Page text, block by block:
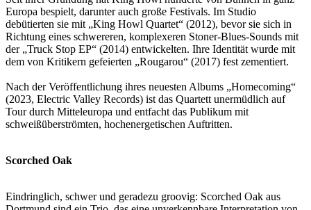
Europa bespielt, darunter auch große Festivals. Im Studio
debütierten sie mit „King Howl Quartet“ (2012), bevor sie sich in
Richtung eines schwereren, komplexeren Stoner-Blues-Sounds mit
der „Truck Stop EP“ (2014) entwickelten. Ihre Identität wurde mit
dem von Kritikern gefeierten „Rougarou“ (2017) fest zementiert.
Nach der Veröffentlichung ihres neuesten Albums „Homecoming“
(2023, Electric Valley Records) ist das Quartett unermüdlich auf
Tour durch Mitteleuropa und entfacht das Publikum mit
schweißüberströmten, hochenergetischen Auftritten.
Scorched Oak
Eindringlich, schwer und geradezu groovig: Scorched Oak aus